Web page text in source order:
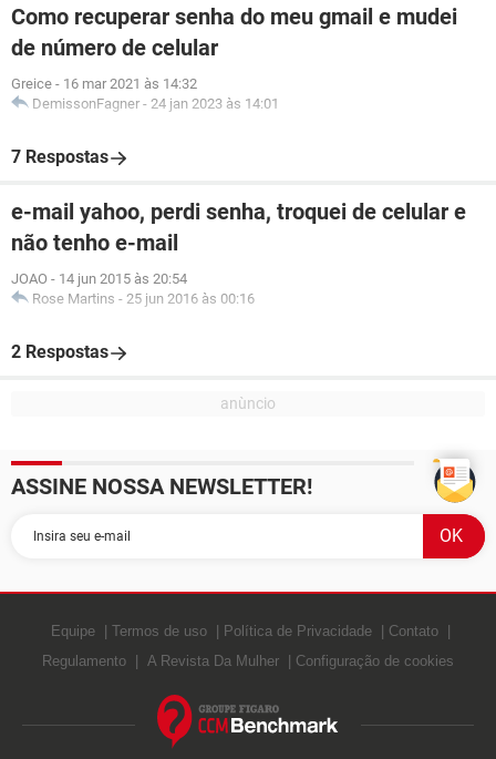
Como recuperar senha do meu gmail e mudei
de número de celular
Greice - 16 mar 2021 às 14:32
DemissonFagner - 24 jan 2023 às 14:01
7 Respostas
e-mail yahoo, perdi senha, troquei de celular e
não tenho e-mail
JOAO - 14 jun 2015 às 20:54
Rose Martins - 25 jun 2016 às 00:16
2 Respostas
ASSINE NOSSA NEWSLETTER!
Equipe Termos de uso Política de Privacidade
Contato
Regulamento
A Revista Da Mulher Configuração de cookies